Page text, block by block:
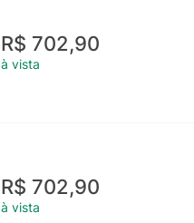
R$ 702,90
à vista
R$ 702,90
à vista